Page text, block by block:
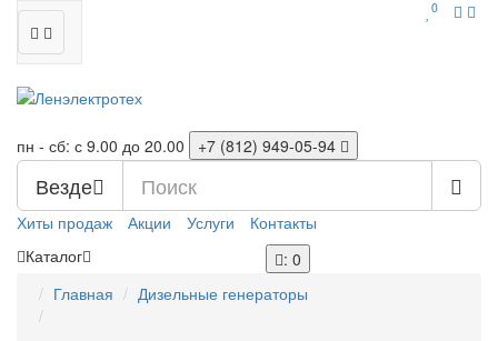
0
пн - сб: с 9.00 до 20.00 +7 (812) 949-05-94
Везде
Хиты продаж Акции Услуги
Контакты
Каталог
: 0
Главная
Дизельные генераторы